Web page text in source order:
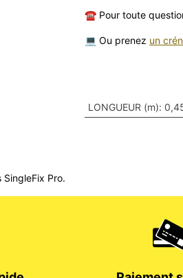
☎️ Pour toute
💻 Ou prenez un
LONGUEUR (m):
Pro.